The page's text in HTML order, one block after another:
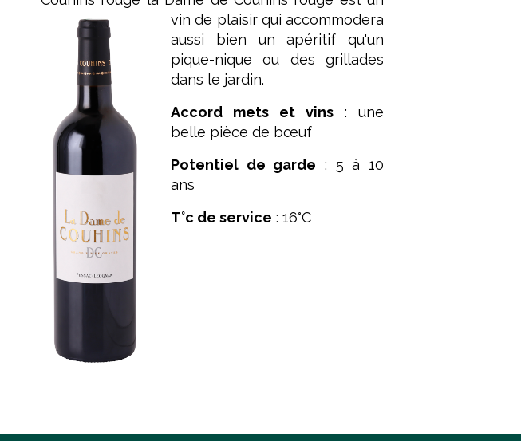
vin de plaisir qui accommodera
aussi bien un apéritif qu'un
pique-nique ou des grillades
dans le jardin.
Accord mets et vins : une
belle pièce de bœuf
Potentiel de garde : 5 à 10
ans
T°c de service : 16°C